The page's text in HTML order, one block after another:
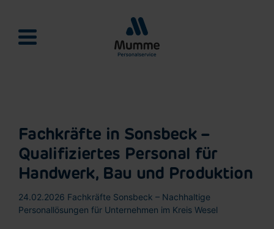
Mumme Personalservie
Fachkräfte in Sonsbeck –
Qualifiziertes Personal für
Handwerk, Bau und Produktion
24.02.2026 Fachkräfte Sonsbeck – Nachhaltige
Personallösungen für Unternehmen im Kreis Wesel